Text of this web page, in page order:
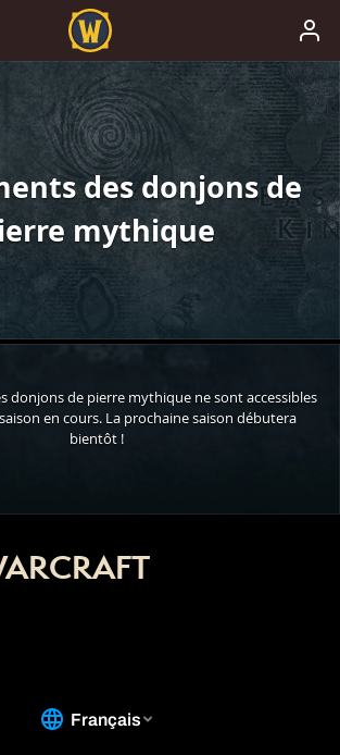
des donjons de
mythique
donjons de pierre mythique ne sont accessibles
en cours. La prochaine saison débutera
bientôt !